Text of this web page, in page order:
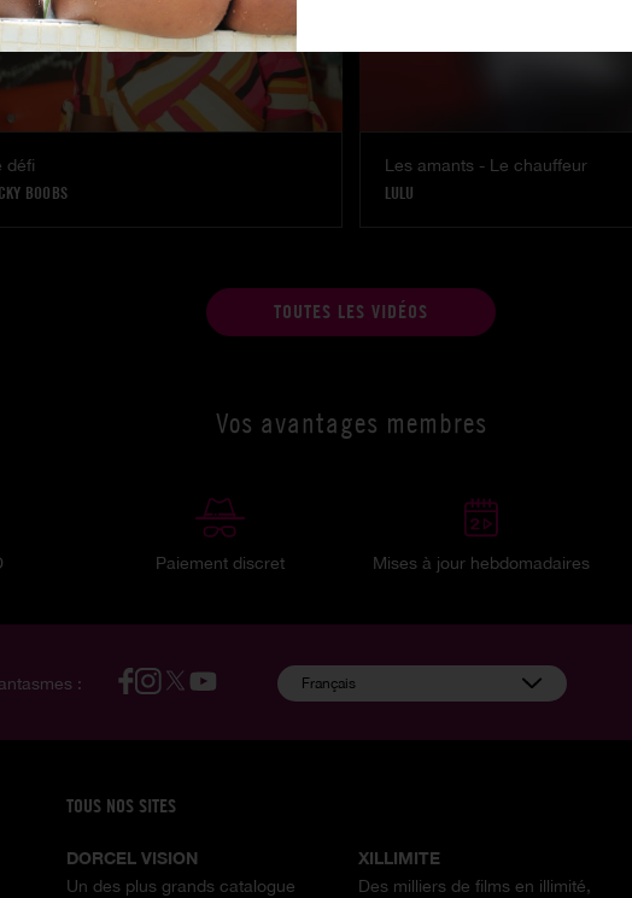
défi
BOOBS
Les amants - Le chauffeur
LULU
TOUTES LES VIDÉOS
Vos avantages membres
Paiement discret Mises à jour hebdomadaires
: Français
TOUS NOS SITES
DORCEL VISION
Un des plus grands catalogue
XILLIMITE
Des milliers de films en illimité,